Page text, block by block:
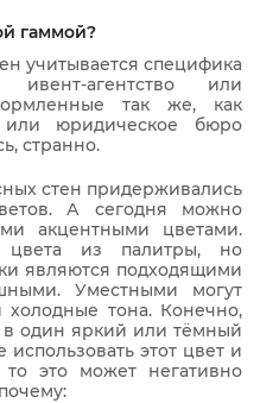
гаммой?
учитывается специфика
ивент-агентство или
так же, как
или юридическое бюро
странно.
стен придерживались
А сегодня можно
акцентными цветами.
из палитры, но
являются подходящими
Уместными могут
холодные тона. Конечно,
в один яркий или тёмный
использовать этот цвет и
это может негативно